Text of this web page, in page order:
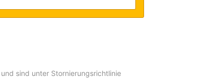
sind unter Stornierungsrichtlinie